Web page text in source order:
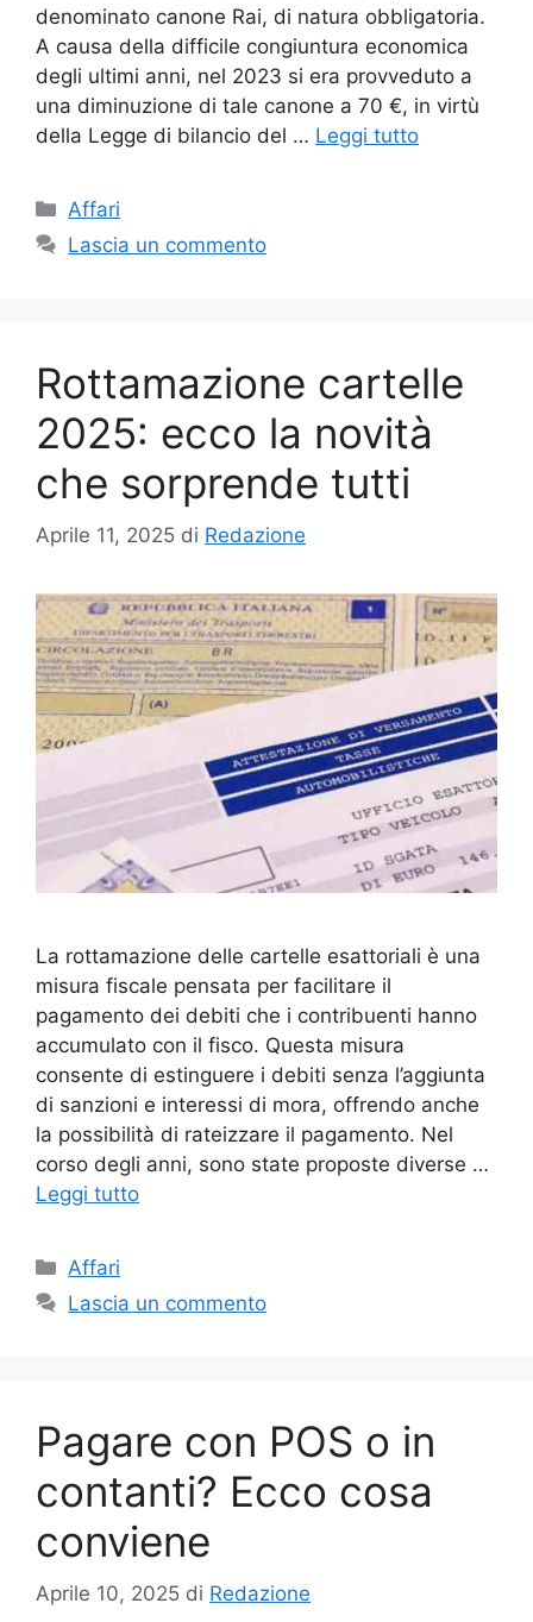
denominato canone Rai, di natura obbligatoria.
A causa della difficile congiuntura economica
degli ultimi anni, nel 2023 si era provveduto a
una diminuzione di tale canone a 70 €, in virtù
della Legge di bilancio del … Leggi tutto
Categorie
Affari
Lascia un commento
Rottamazione cartelle
2025: ecco la novità
che sorprende tutti
Aprile 11, 2025 di Redazione
La rottamazione delle cartelle esattoriali è una
misura fiscale pensata per facilitare il
pagamento dei debiti che i contribuenti hanno
accumulato con il fisco. Questa misura
consente di estinguere i debiti senza l’aggiunta
di sanzioni e interessi di mora, offrendo anche
la possibilità di rateizzare il pagamento. Nel
corso degli anni, sono state proposte diverse …
Leggi tutto
Categorie
Affari
Lascia un commento
Pagare con POS o in
contanti? Ecco cosa
conviene
Aprile 10, 2025 di Redazione